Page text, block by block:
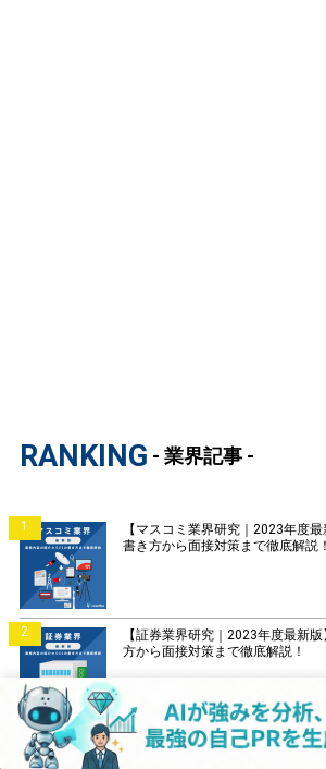
RANKING - 業界記事 -
1
【マスコミ業界研究｜2023年度
書き方から面接対策まで徹底解説！
2
【証券業界研究｜2023年度最新版
方から面接対策まで徹底解説！
【銀行業界研究｜2023年度最新